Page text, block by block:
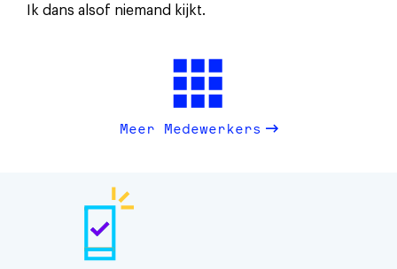
Ik dans alsof niemand kijkt.
Meer Medewerkers